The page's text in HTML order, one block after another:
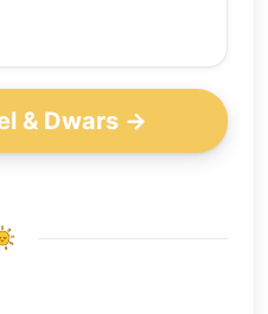
& Dwars →